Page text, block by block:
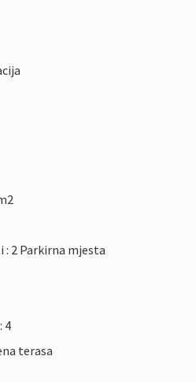
2 Parkirna mjesta
4
terasa